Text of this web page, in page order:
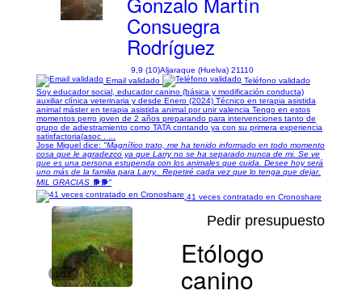
Consuegra
Rodríguez
9,9 (10)Aljaraque (Huelva) 21110
Email validado
Teléfono validado
Soy educador social, educador canino (básica y modificación conducta)
auxiliar clínica veterinaria y desde Enero (2024) Técnico en terapia asistida
animal máster en terapia asistida animal por unir valencia Tengo en estos
momentos perro joven de 2 años preparando para intervenciones tanto de
grupo de adiestramiento como TATA contando ya con su primera experiencia
satisfactoria(asoc . ...
Jose Miguel dice: "Magnífico trato, me ha tenido informado en todo momento
cosa que le agradezco ya que Larry no se ha separado nunca de mi. Se ve
que es una persona estupenda con los animales que cuida. Desee hoy será
uno más de la familia para Larry.. Repetiré cada vez que lo tenga que dejar.
MIL GRACIAS 🐕🐕"
41 veces contratado en Cronoshare
1/12
Pedir presupuesto
Etólogo
canino